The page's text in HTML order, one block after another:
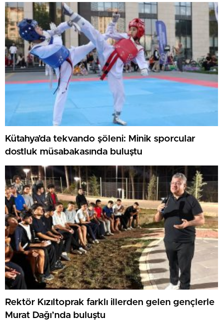
Kütahya’da tekvando şöleni: Minik sporcular
dostluk müsabakasında buluştu
Rektör Kızıltoprak farklı illerden gelen gençlerle
Murat Dağı’nda buluştu